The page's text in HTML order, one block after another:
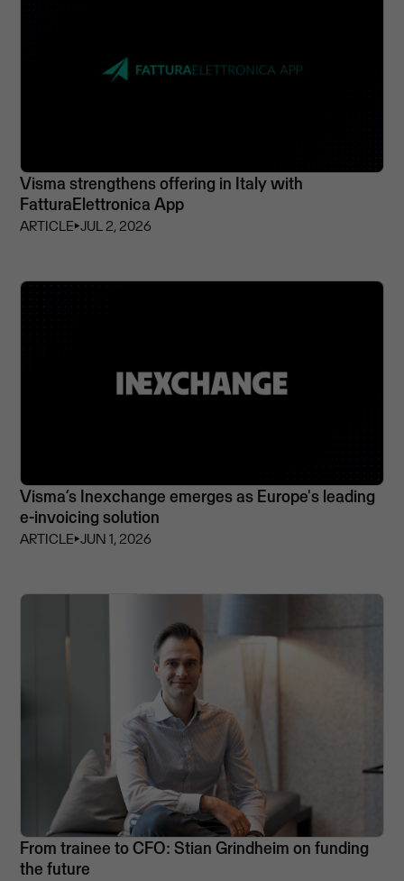
Visma strengthens offering in Italy with
FatturaElettronica App
ARTICLE⏵JUL 2, 2026
Visma’s Inexchange emerges as Europe's leading
e-invoicing solution
ARTICLE⏵JUN 1, 2026
From trainee to CFO: Stian Grindheim on funding
the future